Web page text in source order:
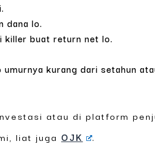
dana lo.
killer buat return net lo.
umurnya kurang dari setahun
atau di platform
liat juga OJK .